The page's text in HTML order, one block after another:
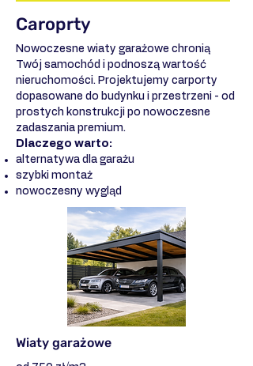
Caroprty
Nowoczesne wiaty garażowe chronią
Twój samochód i podnoszą wartość
nieruchomości. Projektujemy carporty
dopasowane do budynku i przestrzeni - od
prostych konstrukcji po nowoczesne
zadaszania premium.
Dlaczego warto:
alternatywa dla garażu
szybki montaż
nowoczesny wygląd
Wiaty garażowe